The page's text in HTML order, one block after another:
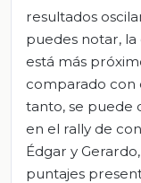
resultados
puedes notar, la
está más
comparado con
tanto, se puede
en el rally de
Édgar y
puntajes